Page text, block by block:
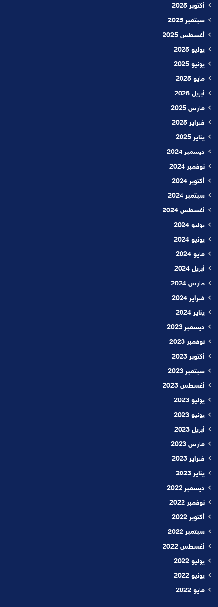
أكتوبر 2025
سبتمبر 2025
أغسطس 2025
يوليو 2025
يونيو 2025
مايو 2025
أبريل 2025
مارس 2025
فبراير 2025
يناير 2025
ديسمبر 2024
نوفمبر 2024
أكتوبر 2024
سبتمبر 2024
أغسطس 2024
يوليو 2024
يونيو 2024
مايو 2024
أبريل 2024
مارس 2024
فبراير 2024
يناير 2024
ديسمبر 2023
نوفمبر 2023
أكتوبر 2023
سبتمبر 2023
أغسطس 2023
يوليو 2023
يونيو 2023
أبريل 2023
مارس 2023
فبراير 2023
يناير 2023
ديسمبر 2022
نوفمبر 2022
أكتوبر 2022
سبتمبر 2022
أغسطس 2022
يوليو 2022
يونيو 2022
مايو 2022